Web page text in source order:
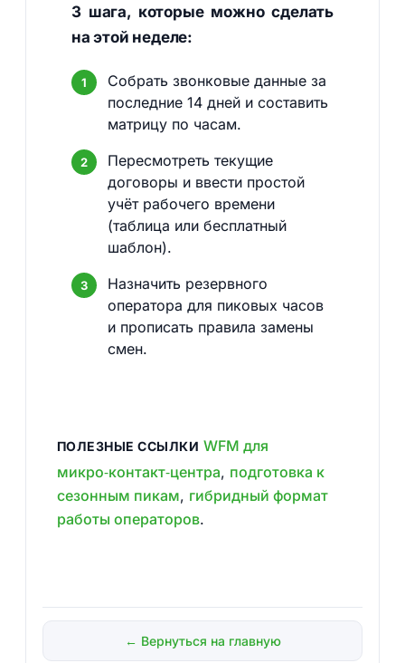
3 шага, которые можно сделать
на этой неделе:
Собрать звонковые данные за
последние 14 дней и составить
матрицу по часам.
Пересмотреть текущие
договоры и ввести простой
учёт рабочего времени
(таблица или бесплатный
шаблон).
Назначить резервного
оператора для пиковых часов
и прописать правила замены
смен.
ПОЛЕЗНЫЕ ССЫЛКИ WFM для
микро‑контакт‑центра, подготовка к
сезонным пикам, гибридный формат
работы операторов.
← Вернуться на главную